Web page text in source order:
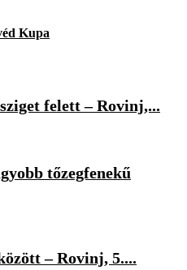
Kupa
felett – Rovinj,...
tőzegfenekű
– Rovinj, 5....